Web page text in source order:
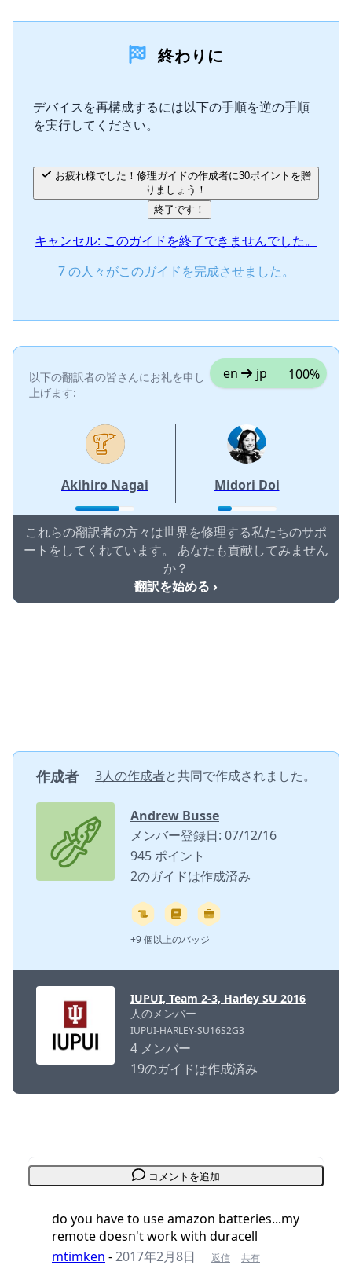
終わりに
デバイスを再構成するには以下の手順を逆の手順
を実行してください。
りましょう！
終了です！
キャンセル: このガイドを終了できませんでした。
7 の人々がこのガイドを完成させました。
以下の翻訳者の皆さんにお礼を申し
上げます:
en jp 100%
Akihiro Nagai Midori Doi
これらの翻訳者の方々は世界を修理する私たちのサポ
ートをしてくれています。 あなたも貢献してみません
か？
翻訳を始める ›
作成者 3人の作成者と共同で作成されました。
Andrew Busse
メンバー登録日: 07/12/16
945 ポイント
2のガイドは作成済み
+9 個以上のバッジ
IUPUI, Team 2-3, Harley SU 2016
人のメンバー
IUPUI-HARLEY-SU16S2G3
4 メンバー
19のガイドは作成済み
コメントを追加
do you have to use amazon batteries...my
remote doesn't work with duracell
mtimken -2017年2月8日 返信 共有